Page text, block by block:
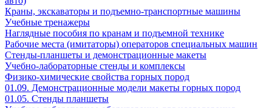
Краны, экскаваторы и подъемно-транспортные машины
Учебные тренажеры
Наглядные пособия по кранам и подъемной технике
Рабочие места (имитаторы) операторов специальных машин
Стенды-планшеты и демонстрационные макеты
Учебно-лабораторные стенды и комплексы
Физико-химические свойства горных пород
01.09. Демонстрационные модели макеты горных пород
01.05. Стенды планшеты